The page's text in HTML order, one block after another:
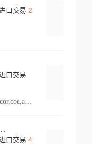
口交易 2
口交易
vehicle,pl 2,arts,home decor,cod,amusement ride,sea
Systems Inc.
口交易 4